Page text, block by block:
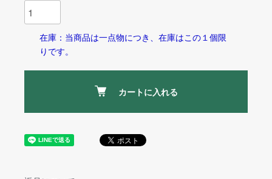
在庫：当商品は一点物につき、在庫はこの１個限
りです。
カートに入れる